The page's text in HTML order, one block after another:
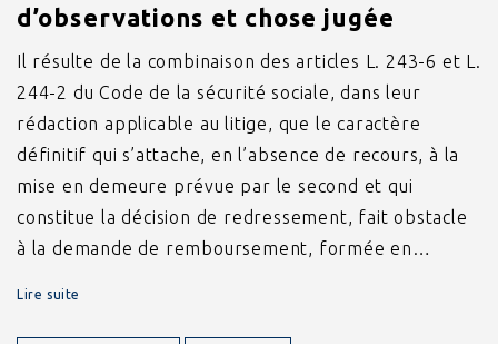
d’observations et chose jugée
Il résulte de la combinaison des articles L. 243-6 et L.
244-2 du Code de la sécurité sociale, dans leur
rédaction applicable au litige, que le caractère
définitif qui s’attache, en l’absence de recours, à la
mise en demeure prévue par le second et qui
constitue la décision de redressement, fait obstacle
à la demande de remboursement, formée en…
Lire suite